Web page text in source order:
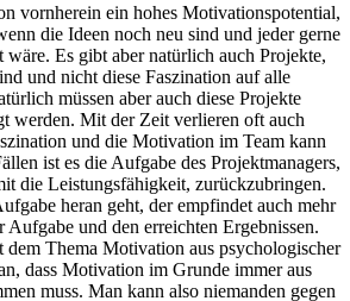
vornherein ein hohes Motivationspotential,
die Ideen noch neu sind und jeder gerne
wäre. Es gibt aber natürlich auch Projekte,
und nicht diese Faszination auf alle
müssen aber auch diese Projekte
werden. Mit der Zeit verlieren oft auch
und die Motivation im Team kann
ist es die Aufgabe des Projektmanagers,
die Leistungsfähigkeit, zurückzubringen.
heran geht, der empfindet auch mehr
Aufgabe und den erreichten Ergebnissen.
dem Thema Motivation aus psychologischer
dass Motivation im Grunde immer aus
muss. Man kann also niemanden gegen